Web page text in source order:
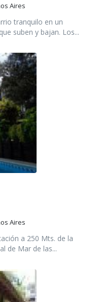
Aires
tranquilo en un
suben y bajan. Los...
Aires
a 250 Mts. de la
de Mar de las...